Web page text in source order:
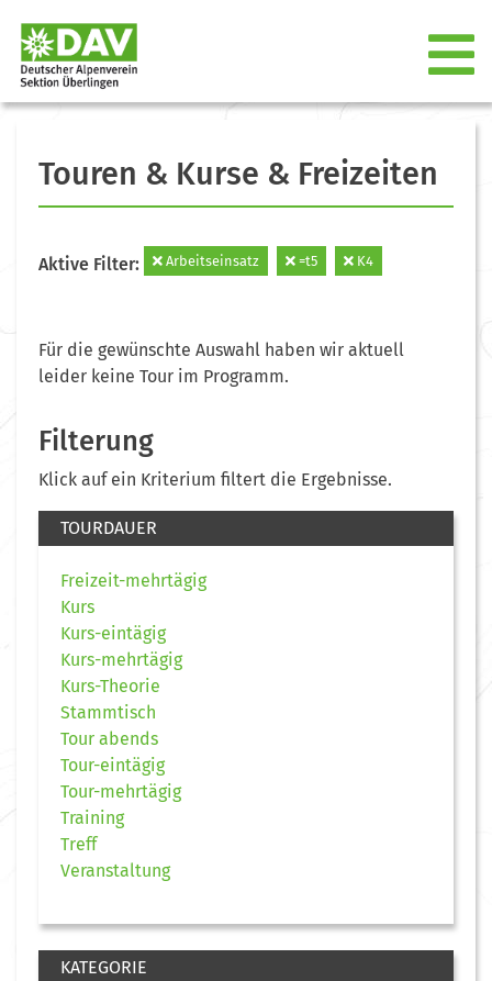
Touren & Kurse & Freizeiten
Aktive Filter: Arbeitseinsatz =t5 K4
Für die gewünschte Auswahl haben wir aktuell
leider keine Tour im Programm.
Filterung
Klick auf ein Kriterium filtert die Ergebnisse.
TOURDAUER
Freizeit-mehrtägig
Kurs
Kurs-eintägig
Kurs-mehrtägig
Kurs-Theorie
Stammtisch
Tour abends
Tour-eintägig
Tour-mehrtägig
Training
Treff
Veranstaltung
KATEGORIE